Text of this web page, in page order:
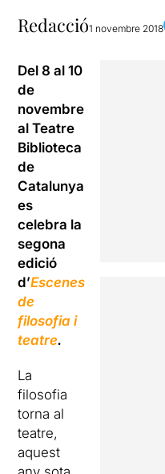
Redacció1 novembre 2018
Del 8 al 10
de
novembre
al Teatre
Biblioteca
de
Catalunya
es
celebra la
segona
edició
d’Escenes
de
filosofia i
teatre.
La
filosofia
torna al
teatre,
aquest